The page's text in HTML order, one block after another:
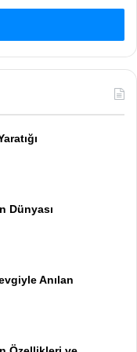
Dünyası
Anılan